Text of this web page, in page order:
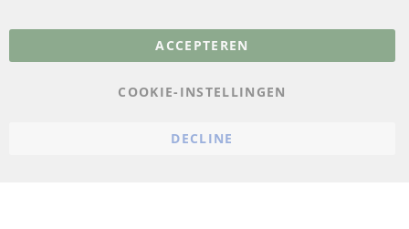
GegevensbeschermingACCEPTEREN
COOKIE-INSTELLINGEN
DECLINE